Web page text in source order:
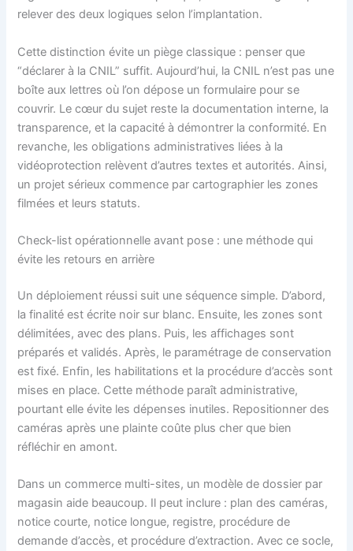
relever des deux logiques selon l’implantation.
Cette distinction évite un piège classique : penser que
“déclarer à la CNIL” suffit. Aujourd’hui, la CNIL n’est pas une
boîte aux lettres où l’on dépose un formulaire pour se
couvrir. Le cœur du sujet reste la documentation interne, la
transparence, et la capacité à démontrer la conformité. En
revanche, les obligations administratives liées à la
vidéoprotection relèvent d’autres textes et autorités. Ainsi,
un projet sérieux commence par cartographier les zones
filmées et leurs statuts.
Check-list opérationnelle avant pose : une méthode qui
évite les retours en arrière
Un déploiement réussi suit une séquence simple. D’abord,
la finalité est écrite noir sur blanc. Ensuite, les zones sont
délimitées, avec des plans. Puis, les affichages sont
préparés et validés. Après, le paramétrage de conservation
est fixé. Enfin, les habilitations et la procédure d’accès sont
mises en place. Cette méthode paraît administrative,
pourtant elle évite les dépenses inutiles. Repositionner des
caméras après une plainte coûte plus cher que bien
réfléchir en amont.
Dans un commerce multi-sites, un modèle de dossier par
magasin aide beaucoup. Il peut inclure : plan des caméras,
notice courte, notice longue, registre, procédure de
demande d’accès, et procédure d’extraction. Avec ce socle,